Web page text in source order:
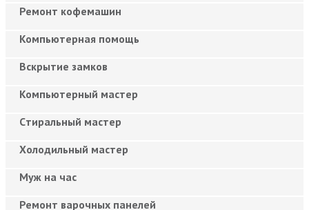
Ремонт кофемашин
Компьютерная помощь
Вскрытие замков
Компьютерный мастер
Cтиральный мастер
Холодильный мастер
Муж на час
Ремонт варочных панелей